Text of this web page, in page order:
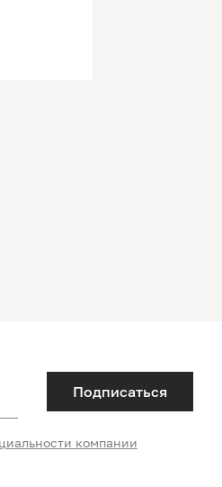
Подписаться
компании